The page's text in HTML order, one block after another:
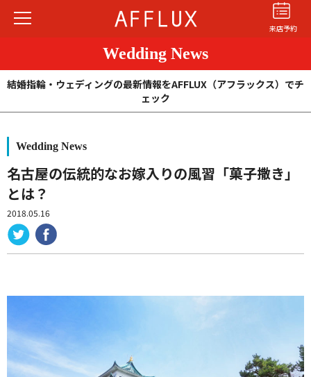
来店予約
セットリング
商品カテゴリ
ショップ
AFFLUXについて
AFFLUXダイヤモンド
サービス
Wedding News
結婚指輪・ウェディングの最新情報をAFFLUX（アフラックス）でチ
ェック
Wedding News
名古屋の伝統的なお嫁入りの風習「菓子撒き」
とは？
2018.05.16